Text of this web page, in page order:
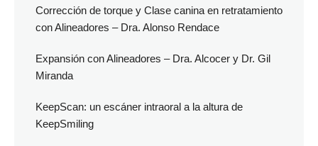
Corrección de torque y Clase canina en retratamiento
con Alineadores – Dra. Alonso Rendace
Expansión con Alineadores – Dra. Alcocer y Dr. Gil
Miranda
KeepScan: un escáner intraoral a la altura de
KeepSmiling